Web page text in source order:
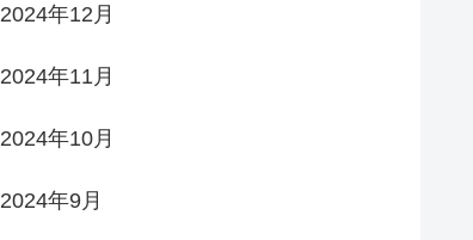
2024年12月
2024年11月
2024年10月
2024年9月